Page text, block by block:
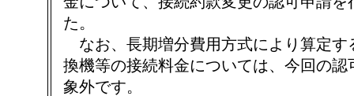
た。
なお、長期増分費用方式により算定す
換機等の接続料金については、今回の認
象外です。